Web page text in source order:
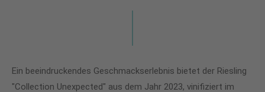
Ein beeindruckendes Geschmackserlebnis bietet der Riesling
"Collection Unexpected" aus dem Jahr 2023, vinifiziert im